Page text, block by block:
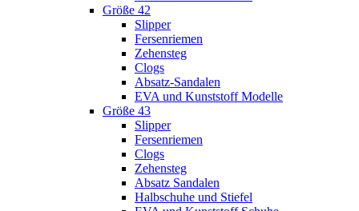
Größe 42
Slipper
Fersenriemen
Zehensteg
Clogs
Absatz-Sandalen
EVA und Kunststoff Modelle
Größe 43
Slipper
Fersenriemen
Clogs
Zehensteg
Absatz Sandalen
Halbschuhe und Stiefel